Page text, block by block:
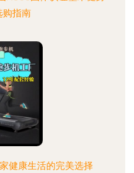
购指南
健康生活的完美选择